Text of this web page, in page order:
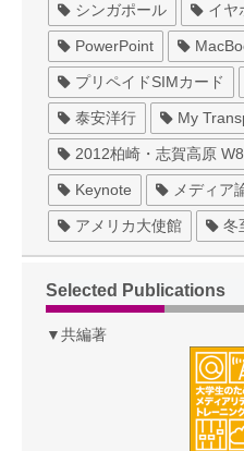
シンガポール イヤ
PowerPoint
プリペイドSIMカード
泰安洋行 My
2012柏崎・志賀高原
Keynote メディア
アメリカ大使館 冬
Selected Publications
▼共編著